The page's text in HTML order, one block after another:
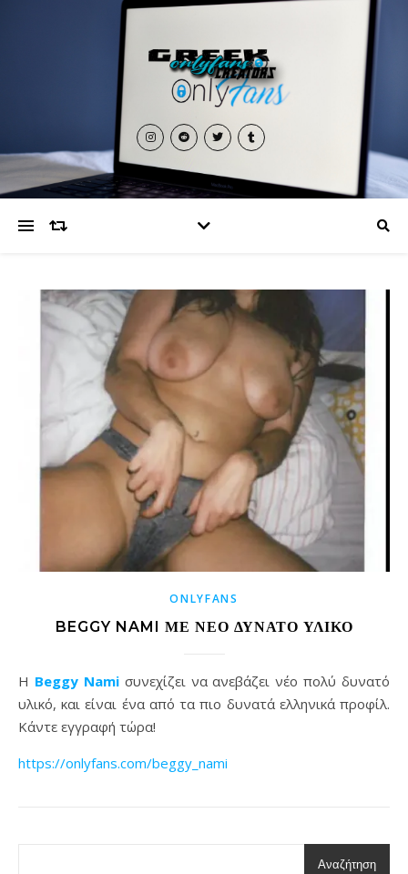
ONLYFANS
BEGGY NAMI ΜΕ ΝΈΟ ΔΥΝΑΤΌ ΥΛΙΚΌ
Beggy Namiσυνεχίζει να ανεβάζει νέο πολύ δυνατό
υλικό, και είναι ένα από τα πιο δυνατά ελληνικά προφίλ.
Κάντε εγγραφή τώρα!
https://onlyfans.com/beggy_nami
Αναζήτηση